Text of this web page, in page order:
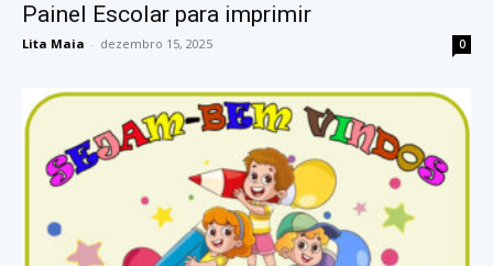
Painel Escolar para imprimir
Lita Maia - dezembro 15, 2025 0